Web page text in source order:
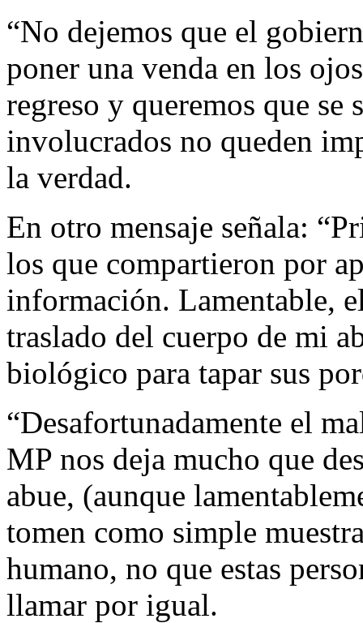
“No dejemos que el
poner una venda en los
regreso y queremos que se
involucrados no queden
la verdad.
En otro mensaje señala:
los que compartieron por
información. Lamentable,
traslado del cuerpo de mi
biológico para tapar sus
“Desafortunadamente el
MP nos deja mucho que
abue, (aunque
tomen como simple
humano, no que estas
llamar por igual.